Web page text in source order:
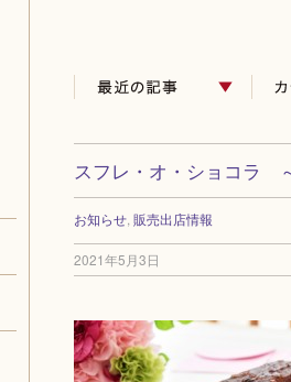
スフレ・オ・ショコラ
お知らせ, 販売出店情報
2021年5月3日